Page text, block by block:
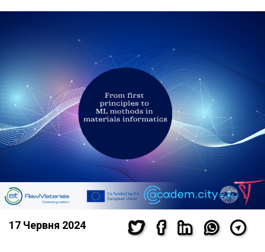
17 Червня 2024